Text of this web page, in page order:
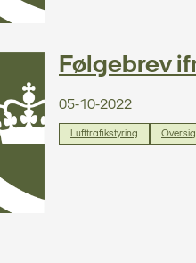
Følgebrev
05-10-2022
Lufttrafikstyring